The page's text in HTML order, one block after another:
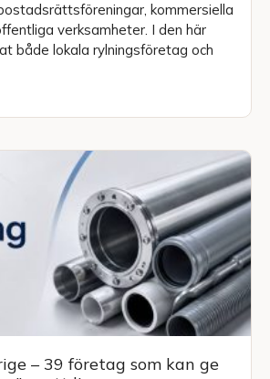
kommersiella
verksamheter. I den här
både lokala rylningsföretag och
– 39 företag som kan ge